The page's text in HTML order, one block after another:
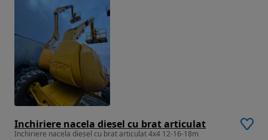
Inchiriere nacela diesel cu brat articulat
Inchiriere nacela diesel cu brat articulat 4x4 12-16-18m